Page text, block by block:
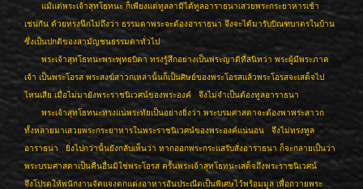
แม้แต่พระเจ้าสุทโธทนะ ก็เพียงแต่ทูลลามิได้ทูลอาราธนาเสวยพระกระยาหารเช้า
เช่นกัน ด้วยทรงนึกไม่ถึงว่า ธรรมดาพระจะต้องอาราธนา จึงจะได้มารับบิณฑบาตรในบ้าน
ซึ่งเป็นปกติของสามัญชนธรรมดาทั่วไป
พระเจ้าสุทโธทนะพระพุทธบิดา ทรงรู้สึกอย่างเป็นพระญาติที่สนิทว่า พระผู้มีพระภาค
เจ้า เป็นพระโอรส พระสงฆ์สาวกเหล่านั้นก็เป็นศิษย์ของพระโอรสแล้วพระโอรสจะเสด็จไป
ไหนเสีย เมื่อไม่มายังพระราชนิเวศน์ของพระองค์ จึงไม่จำเป็นต้องทูลอาราธนา
พระเจ้าสุทโธทนะทรงแน่พระทัยเป็นอย่างยิ่งว่า พระบรมศาสดาจะต้องพาพระสาวก
ทั้งหลายมาเสวยพระกระยาหารในพระราชนิเวศน์ของพระองค์แน่นอน จึงไม่ทรงทูล
อาราธนา ยิ่งไปกว่านั้นยังกลับเห็นว่า หากออกพระกระแสรับสั่งอาราธนา ก็จะกลายเป็นว่า
พระบรมศาสดาเป็นคืนอื่นมิใช่พระโอรส ครั้นพระเจ้าสุทโธทนะเสด็จถึงพระราชนิเวศน์
จึงโปรดให้พนักงานจัดแจงตกแต่งอาหารอันประณีตเป็นพิเศษไว้พร้อมมูล เพื่อถวายพระ